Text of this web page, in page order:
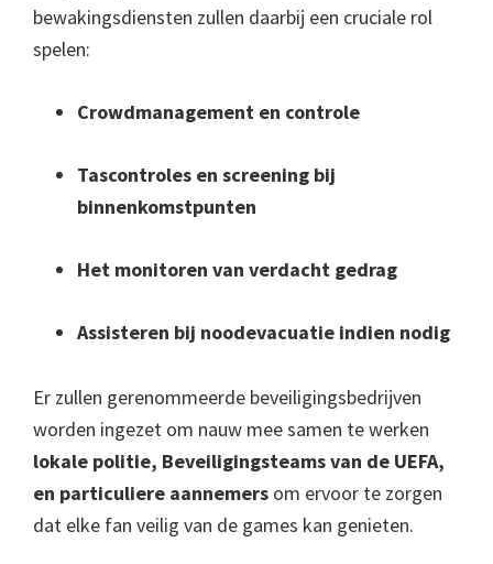
bewakingsdiensten zullen daarbij een cruciale rol
spelen:
Crowdmanagement en controle
Tascontroles en screening bij
binnenkomstpunten
Het monitoren van verdacht gedrag
Assisteren bij noodevacuatie indien nodig
Er zullen gerenommeerde beveiligingsbedrijven
worden ingezet om nauw mee samen te werken
lokale politie, Beveiligingsteams van de UEFA,
en particuliere aannemers om ervoor te zorgen
dat elke fan veilig van de games kan genieten.